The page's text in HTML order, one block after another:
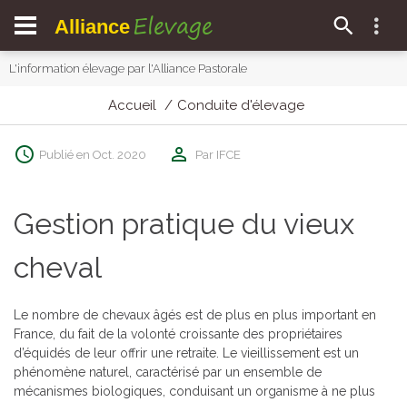
Alliance Elevage
L'information élevage par l'Alliance Pastorale
Accueil Conduite d'élevage
Publié en Oct. 2020 Par IFCE
Gestion pratique du vieux
cheval
Le nombre de chevaux âgés est de plus en plus important en
France, du fait de la volonté croissante des propriétaires
d’équidés de leur offrir une retraite. Le vieillissement est un
phénomène naturel, caractérisé par un ensemble de
mécanismes biologiques, conduisant un organisme à ne plus